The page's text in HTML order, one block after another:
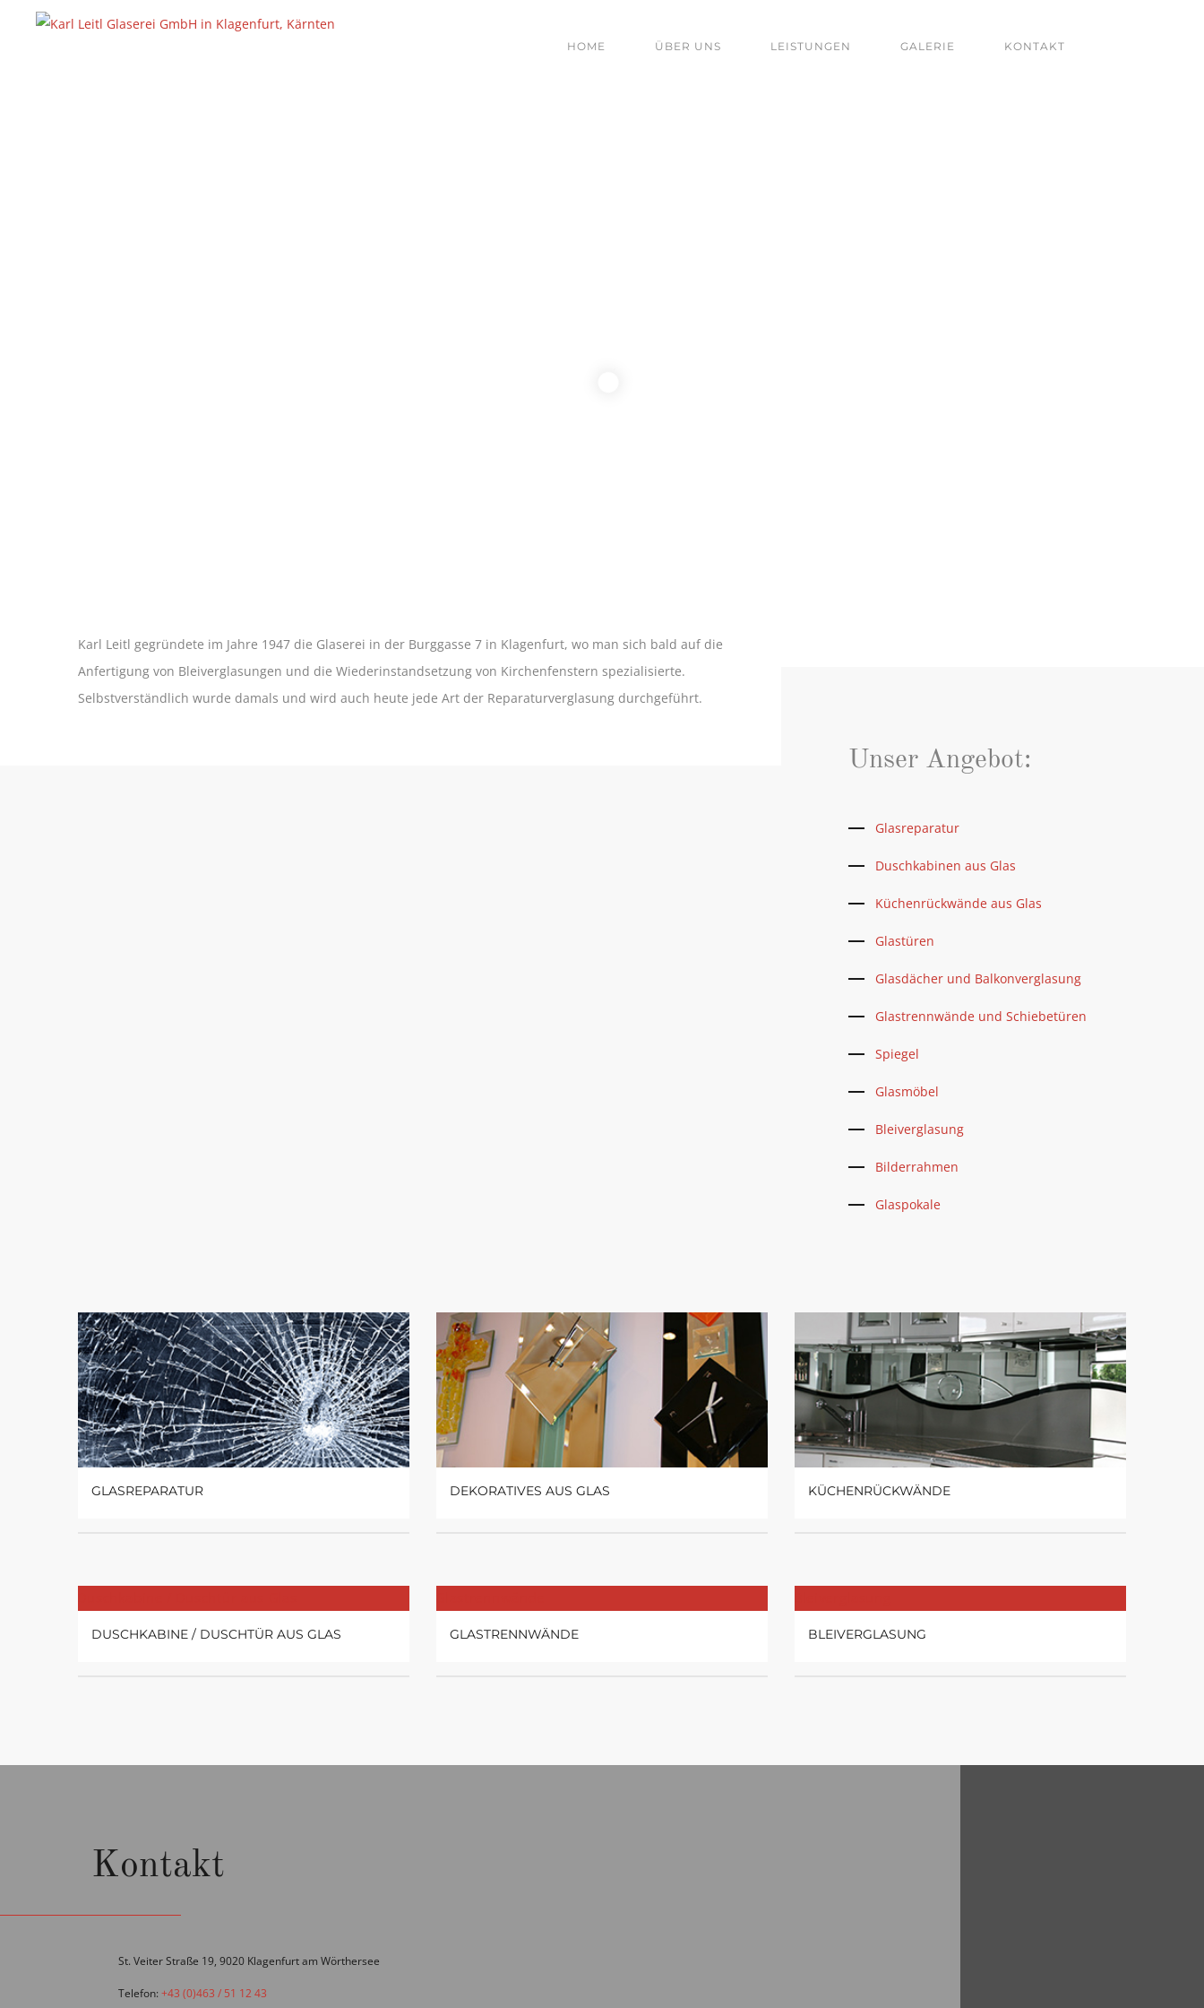
HOME ÜBER UNS LEISTUNGEN GALERIE KONTAKT
Karl Leitl gegründete im Jahre 1947 die Glaserei in der Burggasse 7 in Klagenfurt, wo man sich bald auf die
Anfertigung von Bleiverglasungen und die Wiederinstandsetzung von Kirchenfenstern spezialisierte.
Selbstverständlich wurde damals und wird auch heute jede Art der Reparaturverglasung durchgeführt.
Unser Angebot:
Glasreparatur
Duschkabinen aus Glas
Küchenrückwände aus Glas
Glastüren
Glasdächer und Balkonverglasung
Glastrennwände und Schiebetüren
Spiegel
Glasmöbel
Bleiverglasung
Bilderrahmen
Glaspokale
GLASREPARATUR DEKORATIVES AUS GLAS KÜCHENRÜCKWÄNDE
DUSCHKABINE / DUSCHTÜR AUS GLAS GLASTRENNWÄNDE BLEIVERGLASUNG
Kontakt
St. Veiter Straße 19, 9020 Klagenfurt am Wörthersee
Telefon: +43 (0)463 / 51 12 43